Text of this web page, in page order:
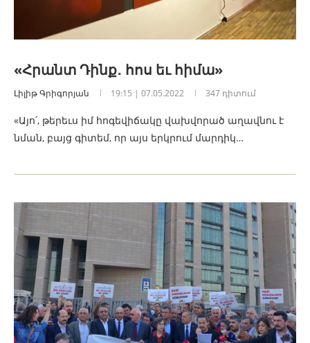
«Հրանտ Դինք․ հոս եւ հիմա»
Լիլիթ Գրիգորյան 19:15 | 07.05.2022 347 դիտում
«Այո՛, թերեւս իմ հոգեվիճակը վախվորած աղավնու է
նման, բայց գիտեմ, որ այս երկրում մարդիկ…